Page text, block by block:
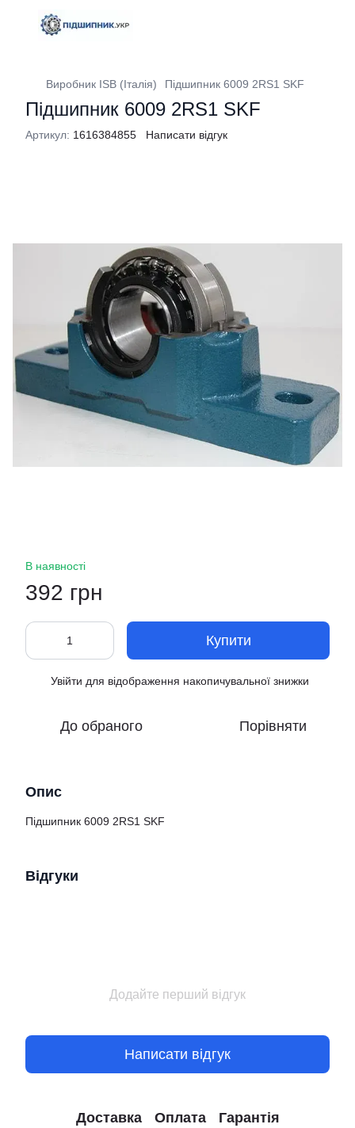
Виробник ISB (Італія) Підшипник 6009 2RS1 SKF
Підшипник 6009 2RS1 SKF
Артикул: 1616384855 Написати відгук
В наявності
392 грн
Купити
Увійти для відображення накопичувальної знижки
До обраного Порівняти
Опис
Підшипник 6009 2RS1 SKF
Відгуки
Додайте перший відгук
Написати відгук
Доставка Оплата Гарантія